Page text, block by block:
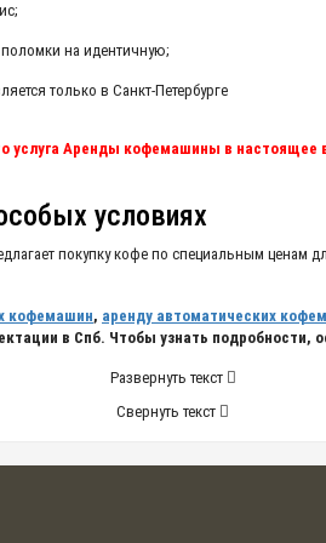
на идентичную;
только в Санкт-Петербурге
услуга Аренды кофемашины в настоящее
условиях
покупку кофе по специальным ценам
кофемашин, аренду автоматических
в Спб. Чтобы узнать подробности,
Развернуть текст
Свернуть текст